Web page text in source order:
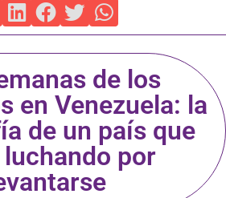
de los
en Venezuela: la
de un país que
por